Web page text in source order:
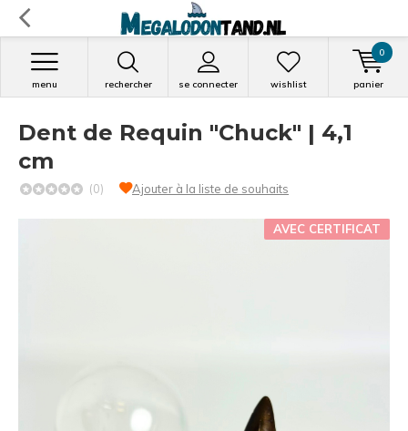
rechercher se connecter
menu wishlist panier
0
Dent de Requin "Chuck" | 4,1
cm
(0) Ajouter à la liste de souhaits
AVEC CERTIFICAT